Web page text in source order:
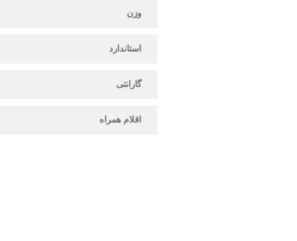
وزن
استاندارد
گارانتی
اقلام همراه